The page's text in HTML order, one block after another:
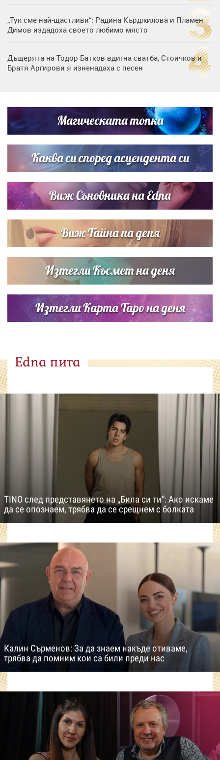
„Тук сме най-щастливи“: Радина Кърджилова и Пламен
Димов издадоха своето любимо място
Дъщерята на Тодор Батков вдигна сватба, Стоичков и
Братя Аргирови я изненадаха с песен
Списъкът е ясен: Джей Ло и Риана във ВИП гостите на
сватбата на Роналдо
Магическата топка
Каква си според асцендента си
Виж Съновника на Edna
Виж Тайна на деня
Изтегли Късмет на деня
Изтегли Карта Таро на деня
Edna пита
TINO след представянето на „Била си ти“: Ако искаме
да се опознаем, трябва да се срещнем с болката
Калин Сърменов: За да знаем накъде отиваме,
трябва да помним кои са били преди нас